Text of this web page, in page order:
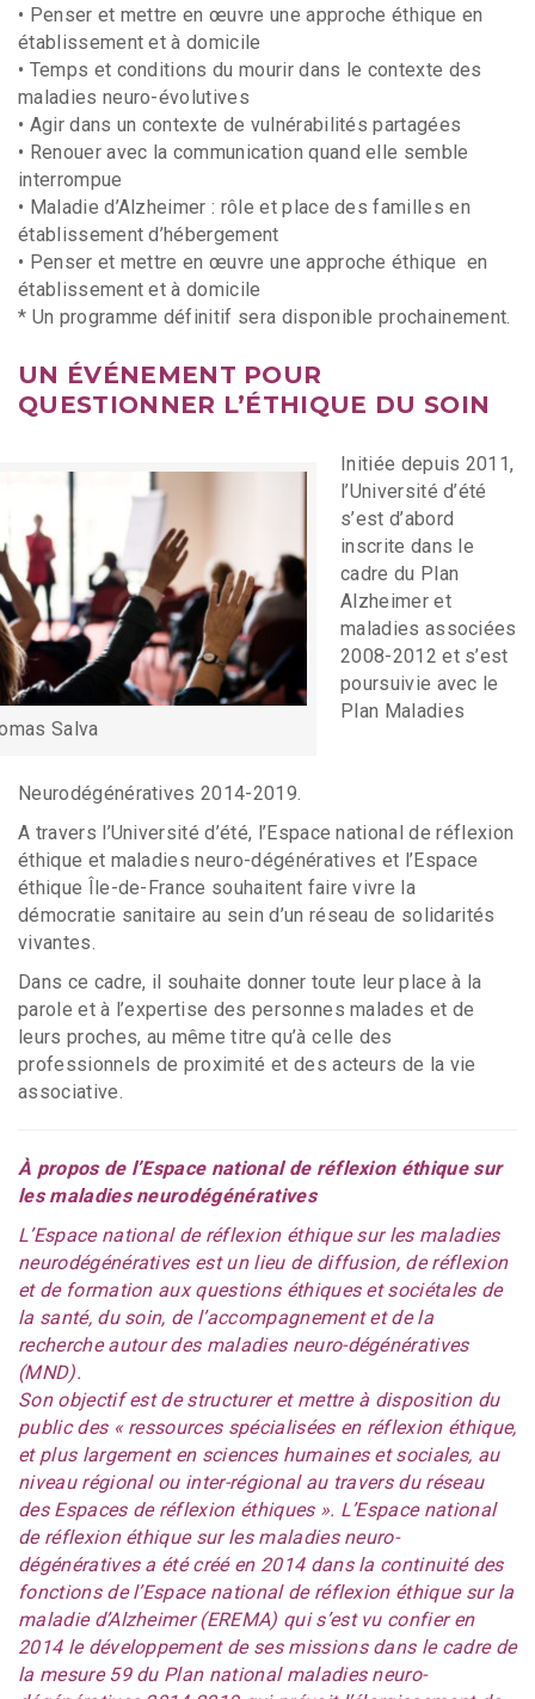
• Penser et mettre en œuvre une approche éthique en
établissement et à domicile
• Temps et conditions du mourir dans le contexte des
maladies neuro-évolutives
• Agir dans un contexte de vulnérabilités partagées
• Renouer avec la communication quand elle semble
interrompue
• Maladie d’Alzheimer : rôle et place des familles en
établissement d’hébergement
• Penser et mettre en œuvre une approche éthique en
établissement et à domicile
* Un programme définitif sera disponible prochainement.
UN ÉVÉNEMENT POUR
QUESTIONNER L’ÉTHIQUE DU SOIN
Salva
Initiée depuis 2011,
l’Université d’été
s’est d’abord
inscrite dans le
cadre du Plan
Alzheimer et
maladies associées
2008-2012 et s’est
poursuivie avec le
Plan Maladies
Neurodégénératives 2014-2019.
A travers l’Université d’été, l’Espace national de réflexion
éthique et maladies neuro-dégénératives et l’Espace
éthique Île-de-France souhaitent faire vivre la
démocratie sanitaire au sein d’un réseau de solidarités
vivantes.
Dans ce cadre, il souhaite donner toute leur place à la
parole et à l’expertise des personnes malades et de
leurs proches, au même titre qu’à celle des
professionnels de proximité et des acteurs de la vie
associative.
À propos de l’Espace national de réflexion éthique sur
les maladies neurodégénératives
L’Espace national de réflexion éthique sur les maladies
neurodégénératives est un lieu de diffusion, de réflexion
et de formation aux questions éthiques et sociétales de
la santé, du soin, de l’accompagnement et de la
recherche autour des maladies neuro-dégénératives
(MND).
Son objectif est de structurer et mettre à disposition du
public des « ressources spécialisées en réflexion éthique,
et plus largement en sciences humaines et sociales, au
niveau régional ou inter-régional au travers du réseau
des Espaces de réflexion éthiques ». L’Espace national
de réflexion éthique sur les maladies neuro-
dégénératives a été créé en 2014 dans la continuité des
fonctions de l’Espace national de réflexion éthique sur la
maladie d’Alzheimer (EREMA) qui s’est vu confier en
2014 le développement de ses missions dans le cadre de
la mesure 59 du Plan national maladies neuro-